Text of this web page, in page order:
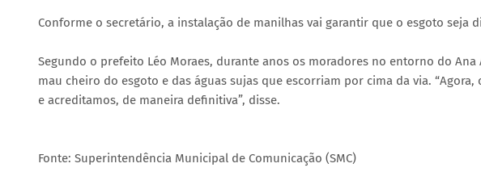
Conforme o secretário, a instalação de manilhas vai garantir que o esgoto
Segundo o prefeito Léo Moraes, durante anos os moradores no entorno do
mau cheiro do esgoto e das águas sujas que escorriam por cima da via.
e acreditamos, de maneira definitiva”, disse.
Fonte: Superintendência Municipal de Comunicação (SMC)